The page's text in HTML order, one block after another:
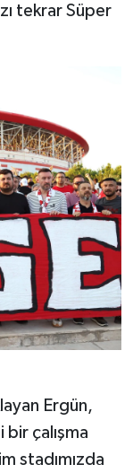
tekrar Süper
Ergün,
bir çalışma
stadımızda